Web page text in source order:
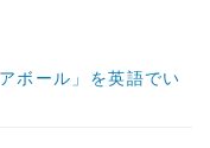
ボール」を英語でい